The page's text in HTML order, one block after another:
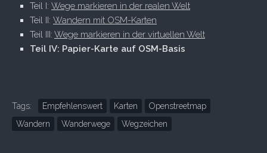
Teil I: Wege markieren in der realen Welt
Teil II: Wandern mit OSM-Karten
Teil III: Wege markieren in der virtuellen Welt
Teil IV: Papier-Karte auf OSM-Basis
Tags: Empfehlenswert Karten
Openstreetmap
Wandern
Wanderwege Wegzeichen